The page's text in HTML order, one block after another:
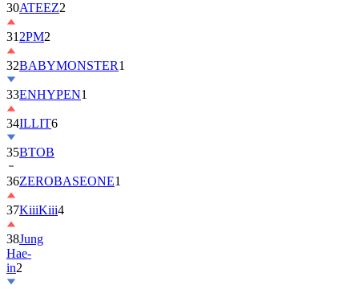
30ATEEZ2
31 2PM2
32BABYMONSTER1
33ENHYPEN1
34ILLIT6
35BTOB
36ZEROBASEONE1
37KiiiKiii4
38Jung
Hae-
in2